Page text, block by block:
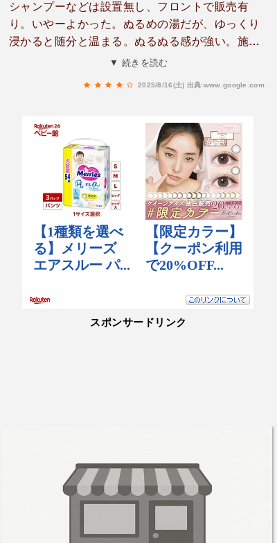
シャンプーなどは設置無し、フロントで販売有
り。いやーよかった。ぬるめの湯だが、ゆっくり
浸かると随分と温まる。ぬるぬる感が強い。施設
も綺麗に掃除されている。これで通常風呂数百円
▼ 続きを読む
2025/8/16(土) 出典:www.google.com
スポンサードリンク